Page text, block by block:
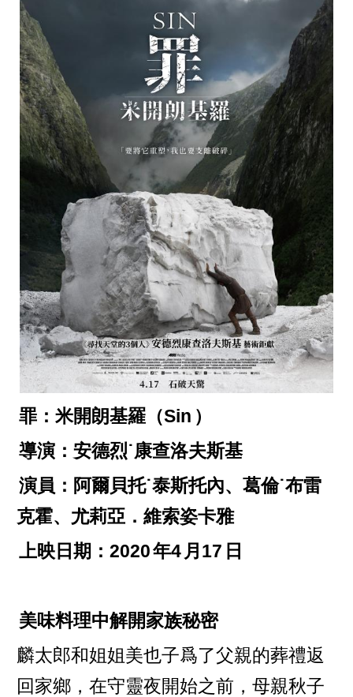
罪：米開朗基羅（Sin ）
導演：安德烈˙康查洛夫斯基
演員：阿爾貝托˙泰斯托內、葛倫˙布雷
克霍、尤莉亞．維索姿卡雅
上映日期：2020年4 月17 日
美味料理中解開家族秘密
麟太郎和姐姐美也子爲了父親的葬禮返
回家鄉，在守靈夜開始之前，母親秋子